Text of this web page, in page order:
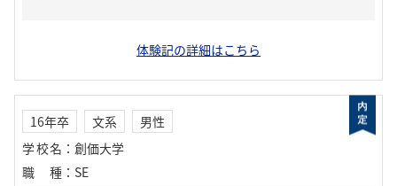
体験記の詳細はこちら
16年卒 文系
男性
学校名 ： 創価大学
職種 ： SE